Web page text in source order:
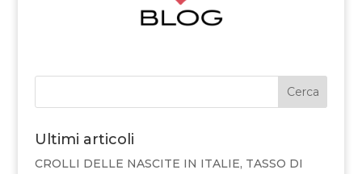
Cerca
Ultimi articoli
CROLLI DELLE NASCITE IN ITALIE, TASSO DI